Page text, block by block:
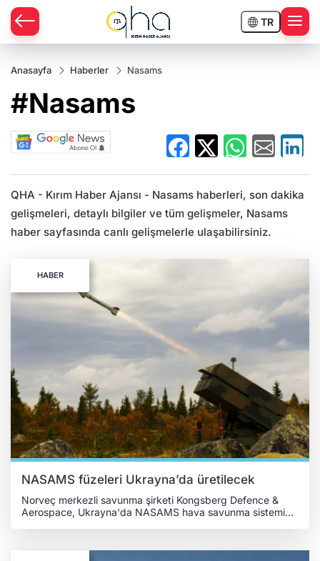
TR
Anasayfa Haberler Nasams
#Nasams
QHA - Kırım Haber Ajansı - Nasams haberleri, son dakika
gelişmeleri, detaylı bilgiler ve tüm gelişmeler, Nasams
haber sayfasında canlı gelişmelerle ulaşabilirsiniz.
HABER
NASAMS füzeleri Ukrayna’da üretilecek
Norveç merkezli savunma şirketi Kongsberg Defence &
Aerospace, Ukrayna'da NASAMS hava savunma sistemi
Euractiv haber ajansı tarafından 28 Şubat 2025 tarihinde